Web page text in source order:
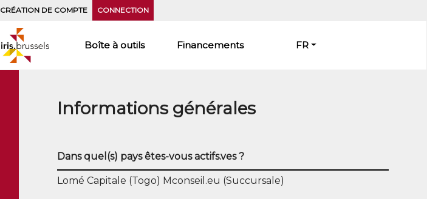
CRÉATION DE COMPTE CONNECTION
Boîte à outils Financements FR
Informations générales
Dans quel(s) pays êtes-vous actifs.ves ?
Lomé Capitale (Togo) Mconseil.eu (Succursale)